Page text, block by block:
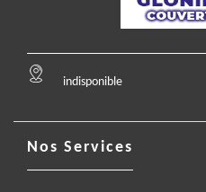
indisponible
Nos Services